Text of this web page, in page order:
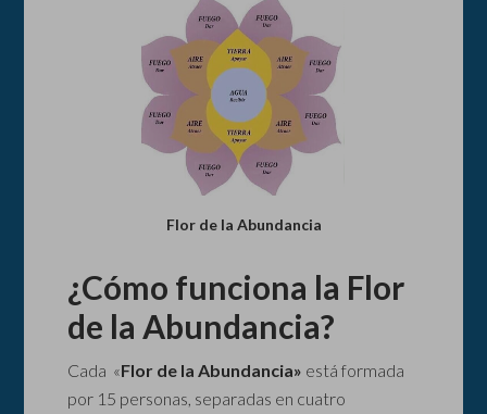
Flor de la Abundancia
¿Cómo funciona la Flor
de la Abundancia?
Cada «Flor de la Abundancia» está formada
por 15 personas, separadas en cuatro